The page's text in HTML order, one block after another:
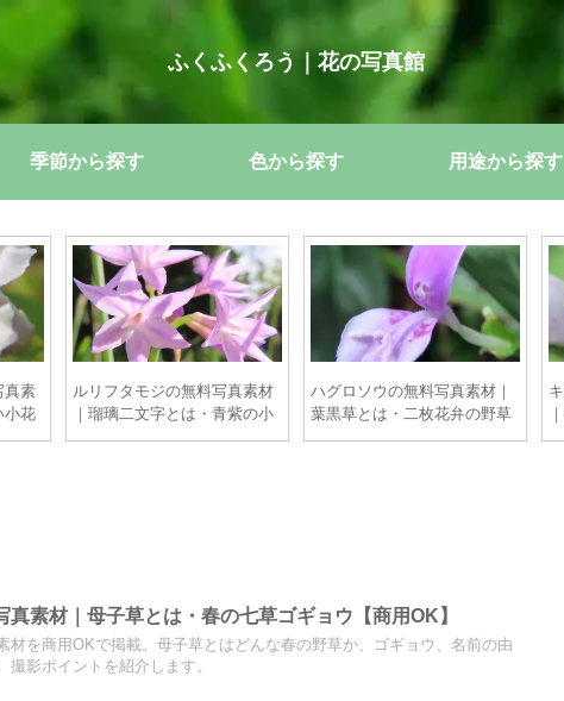
ふくふくろう｜花の写真館
季節から探す 色から探す 用途から探す
真素
小花
ルリフタモジの無料写真素材
｜瑠璃二文字とは・青紫の小
花【商用OK】
ハグロソウの無料写真素材｜
葉黒草とは・二枚花弁の野草
美【商用OK】
真素材｜母子草とは・春の七草ゴギョウ【商用OK】
材を商用OKで掲載。母子草とはどんな春の野草か、ゴギョウ、名前の由
撮影ポイントを紹介します。